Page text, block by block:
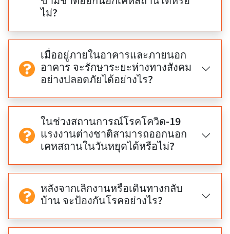
ไม่?
เมื่ออยู่ภายในอาคารและภายนอก
อาคาร จะรักษาระยะห่างทางสังคม
อย่างปลอดภัยได้อย่างไร?
ในช่วงสถานการณ์โรคโควิด-19
แรงงานต่างชาติสามารถออกนอก
เคหสถานในวันหยุดได้หรือไม่?
หลังจากเลิกงานหรือเดินทางกลับ
บ้าน จะป้องกันโรคอย่างไร?